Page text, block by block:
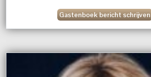
Gastenboek bericht schrijven